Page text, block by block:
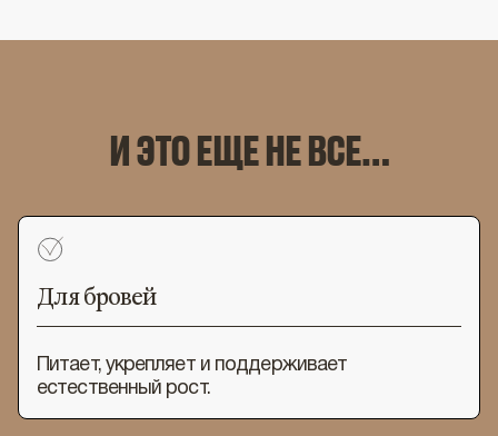
И ЭТО ЕЩЕ НЕ ВСЕ…
Для бровей
Питает, укрепляет и поддерживает
естественный рост.